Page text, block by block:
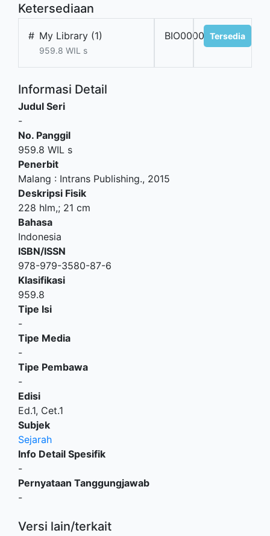
Ketersediaan
# My Library (1)
959.8 WIL s
BIO00001FOBTersedia
Informasi Detail
Judul Seri
-
No. Panggil
959.8 WIL s
Penerbit
Malang : Intrans Publishing., 2015
Deskripsi Fisik
228 hlm,; 21 cm
Bahasa
Indonesia
ISBN/ISSN
978-979-3580-87-6
Klasifikasi
959.8
Tipe Isi
-
Tipe Media
-
Tipe Pembawa
-
Edisi
Ed.1, Cet.1
Subjek
Sejarah
Info Detail Spesifik
-
Pernyataan Tanggungjawab
-
Versi lain/terkait